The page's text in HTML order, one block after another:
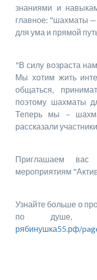
знаниями и
главное: "шахматы —
для ума и прямой
"В силу возраста
Мы хотим жить
общаться,
поэтому шахматы
Теперь мы –
рассказали
Приглашаем вас
мероприятиям
Узнайте больше о
по душе,
рябинушка55.рф/